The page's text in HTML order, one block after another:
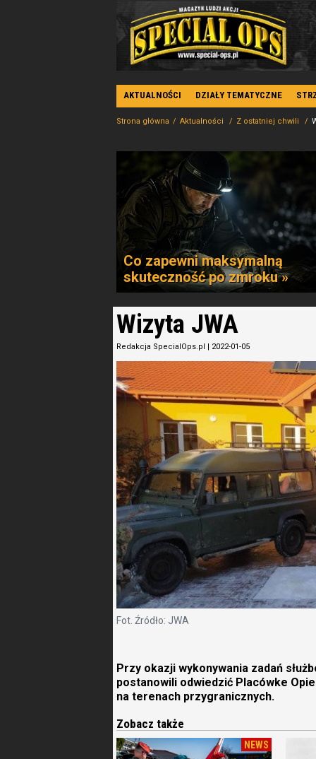
AKTUALNOŚCI DZIAŁY TEMATYCZNE
Strona główna Aktualności Z ostatniej chwili
Co zapewni maksymalną
skuteczność po zmroku »
Wizyta JWA
Redakcja SpecialOps.pl | 2022-01-05
Fot. Źródło: JWA
Przy okazji wykonywania zadań
postanowili odwiedzić Placówke
na terenach przygranicznych.
Zobacz także
NEWS